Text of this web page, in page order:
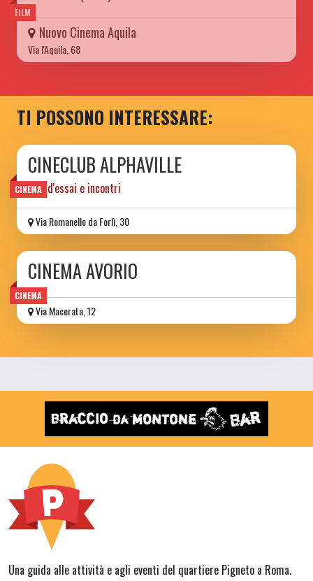
FILM
Nuovo Cinema Aquila
Via l'Aquila, 68
TI POSSONO INTERESSARE:
CINEMA
CINECLUB ALPHAVILLE
film d'essai e incontri
Via Romanello da Forlì, 30
CINEMA
CINEMA AVORIO
Via Macerata, 12
Una guida alle attività e agli eventi del quartiere Pigneto a Roma.